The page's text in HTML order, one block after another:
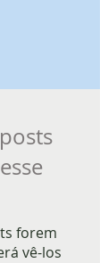
forem
vê-los